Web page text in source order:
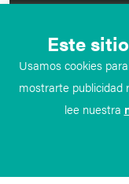
Este
Usamos cookies
mostrarte publicidad
lee nuestra